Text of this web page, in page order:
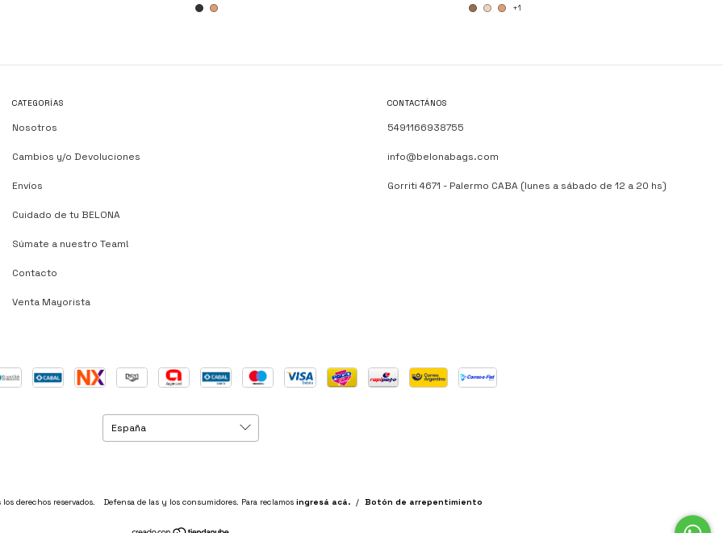
+1
CATEGORÍAS
Nosotros
Cambios y/o Devoluciones
Envíos
Cuidado de tu BELONA
Súmate a nuestro Team!
Contacto
Venta Mayorista
CONTACTÁNOS
5491166938755
info@belonabags.com
Gorriti 4671 - Palermo CABA (lunes a sábado de 12 a 20 hs)
los derechos reservados. Defensa de las y los consumidores. Para reclamos ingresá acá. / Botón de arrepentimiento